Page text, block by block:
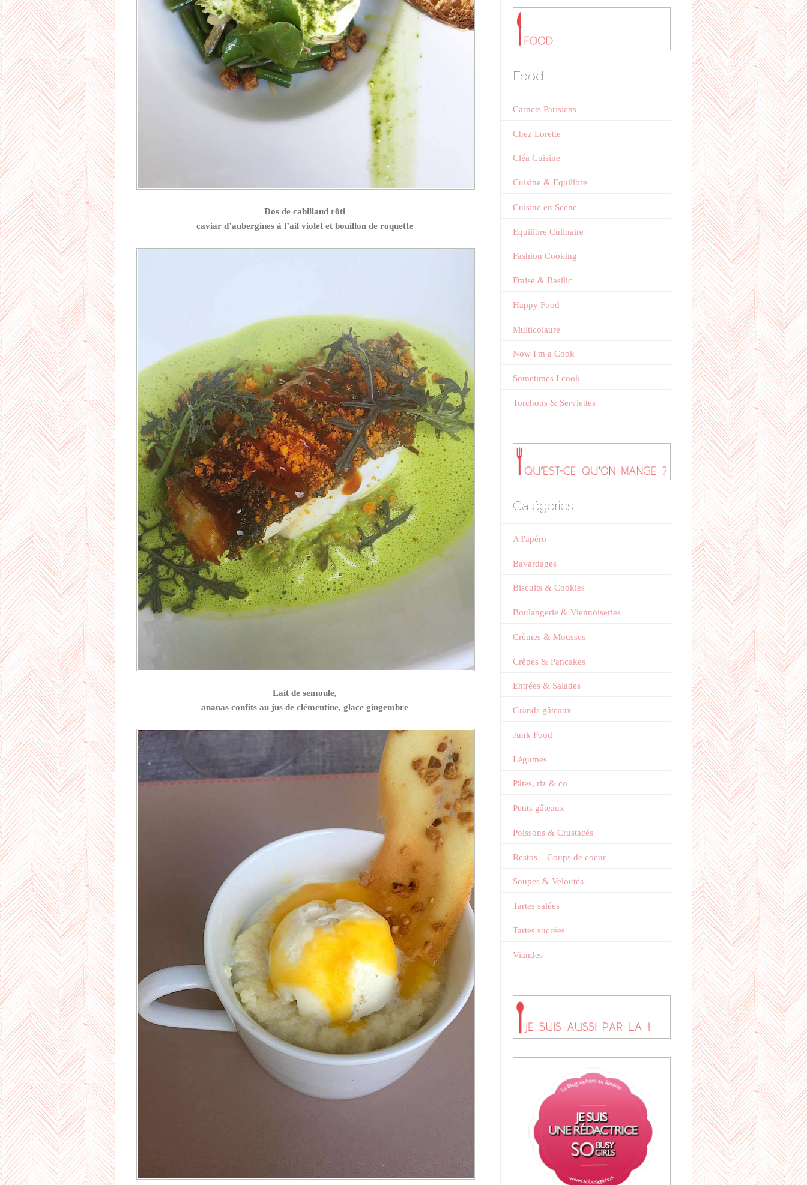
Dos de cabillaud rôti
caviar d’aubergines à l’ail violet et bouillon de roquette
Lait de semoule,
ananas confits au jus de clémentine, glace gingembre
Food
Carnets Parisiens
Chez Lorette
Cléa Cuisine
Cuisine & Equilibre
Cuisine en Scène
Equilibre Culinaire
Fashion Cooking
Fraise & Basilic
Happy Food
Multicolaure
Now I'm a Cook
Sometimes I cook
Torchons & Serviettes
Catégories
A l'apéro
Bavardages
Biscuits & Cookies
Boulangerie & Viennoiseries
Crèmes & Mousses
Crèpes & Pancakes
Entrées & Salades
Grands gâteaux
Junk Food
Légumes
Pâtes, riz & co
Petits gâteaux
Poissons & Crustacés
Restos – Coups de coeur
Soupes & Veloutés
Tartes salées
Tartes sucrées
Viandes